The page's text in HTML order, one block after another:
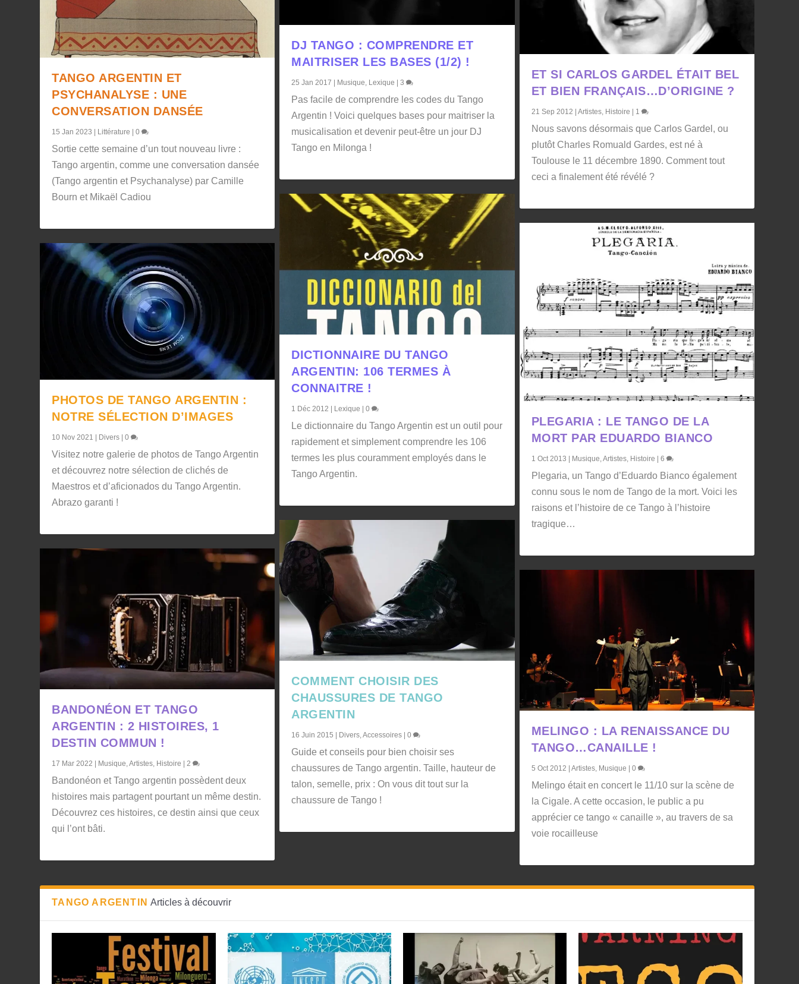
TANGO ARGENTIN ET
PSYCHANALYSE : UNE
CONVERSATION DANSÉE
15 Jan 2023 Littérature |0
Sortie cette semaine d’un tout nouveau livre :
Tango argentin, comme une conversation dansée
(Tango argentin et Psychanalyse) par Camille
Bourn et Mikaël Cadiou
PHOTOS DE TANGO ARGENTIN :
NOTRE SÉLECTION D’IMAGES
10 Nov 2021 Divers |0
Visitez notre galerie de photos de Tango Argentin
et découvrez notre sélection de clichés de
Maestros et d’aficionados du Tango Argentin.
Abrazo garanti !
BANDONÉON ET TANGO
ARGENTIN : 2 HISTOIRES, 1
DESTIN COMMUN !
17 Mar 2022 Musique,Artistes, Histoire |2
Bandonéon et Tango argentin possèdent deux
histoires mais partagent pourtant un même destin.
Découvrez ces histoires, ce destin ainsi que ceux
qui l’ont bâti.
DJ TANGO : COMPRENDRE ET
MAITRISER LES BASES (1/2) !
25 Jan 2017 Musique, Lexique |3
Pas facile de comprendre les codes du Tango
Argentin ! Voici quelques bases pour maitriser la
musicalisation et devenir peut-être un jour DJ
Tango en Milonga !
DICTIONNAIRE DU TANGO
ARGENTIN: 106 TERMES À
CONNAITRE !
1 Déc 2012 Lexique |0
Le dictionnaire du Tango Argentin est un outil pour
rapidement et simplement comprendre les 106
termes les plus couramment employés dans le
Tango Argentin.
COMMENT CHOISIR DES
CHAUSSURES DE TANGO
ARGENTIN
16 Juin 2015 | Divers,Accessoires |0
Guide et conseils pour bien choisir ses
chaussures de Tango argentin. Taille, hauteur de
talon, semelle, prix : On vous dit tout sur la
chaussure de Tango !
ET SI CARLOS GARDEL ÉTAIT BEL
ET BIEN FRANÇAIS…D’ORIGINE ?
21 Sep 2012 | Artistes, Histoire | 1
Nous savons désormais que Carlos Gardel, ou
plutôt Charles Romuald Gardes, est né à
Toulouse le 11 décembre 1890. Comment tout
ceci a finalement été révélé ?
PLEGARIA : LE TANGO DE LA
MORT PAR EDUARDO BIANCO
1 Oct 2013 | Musique Artistes, Histoire | 6
Plegaria, un Tango d’Eduardo Bianco également
connu sous le nom de Tango de la mort. Voici les
raisons et l’histoire de ce Tango à l’histoire
tragique…
MELINGO : LA RENAISSANCE DU
TANGO…CANAILLE !
5 Oct 2012 | Artistes, Musique | 0
Melingo était en concert le 11/10 sur la scène de
la Cigale. A cette occasion, le public a pu
apprécier ce tango « canaille », au travers de sa
voie rocailleuse
TANGO ARGENTIN Articles à découvrir